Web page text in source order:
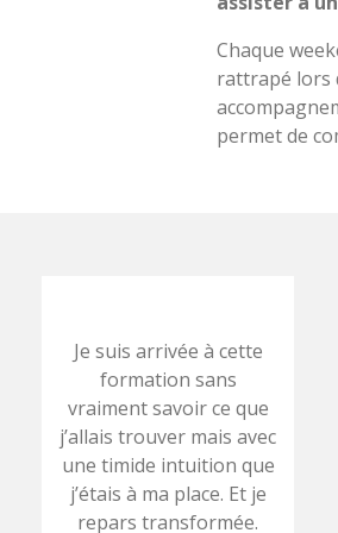
Chaque
rattrapé lors
permet de
Je suis arrivée à cette
formation sans
vraiment savoir ce que
j’allais trouver mais avec
une timide intuition que
j’étais à ma place. Et je
repars transformée.